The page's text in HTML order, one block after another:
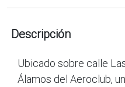
Descripción
Ubicado sobre calle
Álamos del Aeroclub,